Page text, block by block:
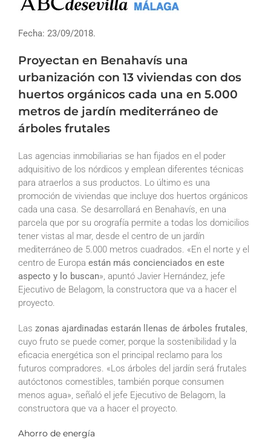
Fecha: 23/09/2018.
Proyectan en Benahavís una
urbanización con 13 viviendas con dos
huertos orgánicos cada una en 5.000
metros de jardín mediterráneo de
árboles frutales
Las agencias inmobiliarias se han fijados en el poder
adquisitivo de los nórdicos y emplean diferentes técnicas
para atraerlos a sus productos. Lo último es una
promoción de viviendas que incluye dos huertos orgánicos
cada una casa. Se desarrollará en Benahavís, en una
parcela que por su orografía permite a todas los domicilios
tener vistas al mar, desde el centro de un jardín
mediterráneo de 5.000 metros cuadrados. «En el norte y el
centro de Europa están más concienciados en este
aspecto y lo buscan», apuntó Javier Hernández, jefe
Ejecutivo de Belagom, la constructora que va a hacer el
proyecto.
Las zonas ajardinadas estarán llenas de árboles frutales,
cuyo fruto se puede comer, porque la sostenibilidad y la
eficacia energética son el principal reclamo para los
futuros compradores. «Los árboles del jardín será frutales
autóctonos comestibles, también porque consumen
menos agua», señaló el jefe Ejecutivo de Belagom, la
constructora que va a hacer el proyecto.
Ahorro de energía